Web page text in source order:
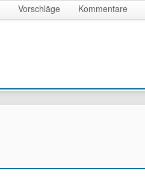
Vorschläge Kommentare